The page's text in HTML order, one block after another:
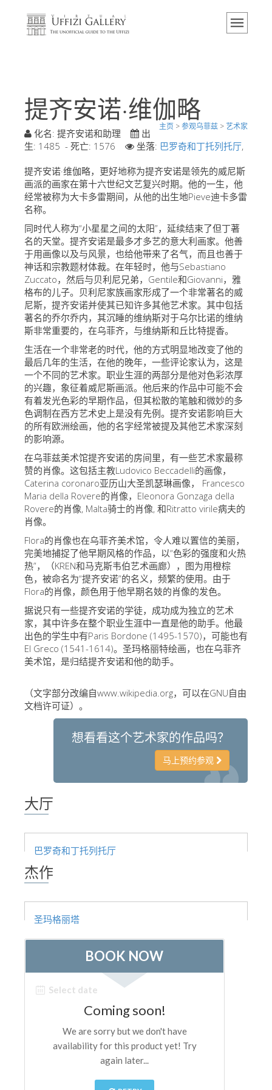
主页
活动 & 展览
游客的评论
参观乌菲兹
现在预定
杰作
展示室
艺术家
新展示室厅
佛罗伦萨博物馆
巴杰罗美术馆
学院美术馆
巴拉丁画廊
美第奇教堂
考古学博物馆
宝石加工博物馆
伽利略博物馆
The Arnolfo\'s tower
Vasari Corridor
旧宫
圣母玛利亚
圣十字教堂
现在预定
Only Tickets Fast Track Entrance
ENGLISH
提齐安诺·维伽略
主页 >参观乌菲兹 >艺术家
化名: 提齐安诺和助理
出
生: 1485 - 死亡: 1576 坐落: 巴罗奇和丁托列托厅,
提齐安诺·维伽略，更好地称为提齐安诺是领先的威尼斯
画派的画家在第十六世纪文艺复兴时期。他的一生，他
经常被称为大卡多雷期间，从他的出生地Pieve迪卡多雷
名称。
同时代人称为“小星星之间的太阳”，延续结束了但丁著
名的天堂。提齐安诺是最多才多艺的意大利画家。他善
于用画像以及与风景，也给他带来了名气，而且也善于
神话和宗教题材体裁。在年轻时，他与Sebastiano
Zuccato，然后与贝利尼兄弟，Gentile和Giovanni，雅
格布的儿子。贝利尼家族画家形成了一个非常著名的威
尼斯，提齐安诺并使其​​已知许多其他艺术家。其中包括
著名的乔尔乔内，其沉睡的维纳斯对于乌尔比诺的维纳
斯非常重要的，在乌菲齐，与维纳斯和丘比特提香。
生活在一个非常老的时代，他的方式明显地改变了他的
最后几年的生活，在他的晚年，一些评论家认为，这是
一个不同的艺术家。职业生涯的两部分是他对色彩浓厚
的兴趣，象征着威尼斯画派。他后来的作品中可能不会
有着发光色彩的早期作品，但其松散的笔触和微妙的多
色调制在西方艺术史上是没有先例。提齐安诺影响巨大
的所有欧洲绘画，他的名字经常被提及其他艺术家深刻
的影响源。
在乌菲兹美术馆提齐安诺的房间里，有一些艺术家最称
赞的肖像。这包括主教Ludovico Beccadelli的画像，
Caterina coronaro亚历山大圣凯瑟琳画像， Francesco
Maria della Rovere的肖像，Eleonora Gonzaga della
Rovere的肖像, Malta骑士的肖像, 和Ritratto virile病夫的
肖像。
Flora的肖像也在乌菲齐美术馆，令人难以置信的美丽，
完美地捕捉了他早期风格的作品，以“色彩的强度和火热
热”，（KREN和马克斯韦伯艺术画廊），图为用橙棕
色，被命名为“提齐安诺”的名义，频繁的使用。由于
Flora的肖像，颜色用于他早期名妓的肖像的发色。
据说只有一些提齐安诺的学徒，成功成为独立的艺术
家，其中许多在整个职业生涯中一直是他的助手。他最
出色的学生中有Paris Bordone (1495-1570)，可能也有
El Greco (1541-1614)。圣玛格丽特绘画，也在乌菲齐
美术馆，是归结提齐安诺和他的助手。
（文字部分改编自www.wikipedia.org，可以在GNU自由
文档许可证）。
想看看这个艺术家的作品吗？
马上预约参观
大厅
巴罗奇和丁托列托厅
杰作
圣玛格丽塔